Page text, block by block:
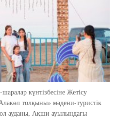
күнтізбесіне Жетісу
толқыны» мәдени-туристік
ауданы, Ақши ауылындағы